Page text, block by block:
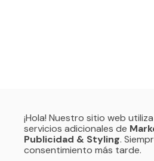
¡Hola! Nuestro sitio web
servicios adicionales de
Publicidad & Styling.
consentimiento más tarde.